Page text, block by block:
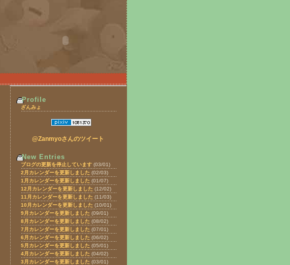
Profile
ざんみょ
@Zanmyoさんのツイート
New Entries
ブログの更新を停止しています (03/01)
2月カレンダーを更新しました (02/03)
1月カレンダーを更新しました (01/07)
12月カレンダーを更新しました (12/02)
11月カレンダーを更新しました (11/03)
10月カレンダーを更新しました (10/01)
9月カレンダーを更新しました (09/01)
8月カレンダーを更新しました (08/02)
7月カレンダーを更新しました (07/01)
6月カレンダーを更新しました (06/02)
5月カレンダーを更新しました (05/01)
4月カレンダーを更新しました (04/02)
3月カレンダーを更新しました (03/01)